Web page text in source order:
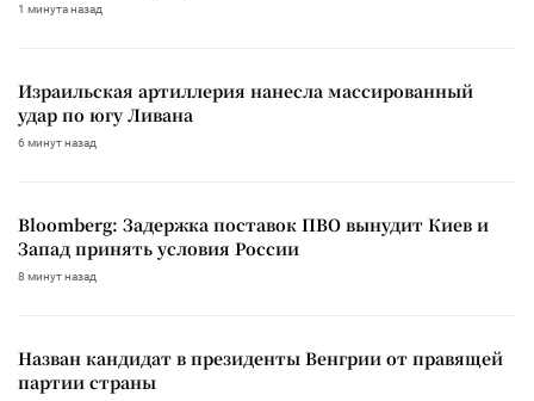
1 минута назад
Израильская артиллерия нанесла массированный
удар по югу Ливана
6 минут назад
Bloomberg: Задержка поставок ПВО вынудит Киев и
Запад принять условия России
8 минут назад
Назван кандидат в президенты Венгрии от правящей
партии страны